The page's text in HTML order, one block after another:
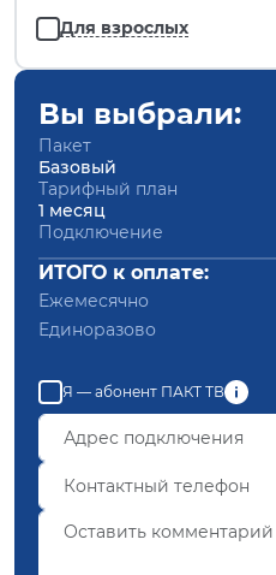
Для взрослых
Вы выбрали:
Пакет
Базовый
Тарифный план
1 месяц
Подключение
ИТОГО к оплате:
Ежемесячно
Единоразово
Я — абонент ПАКТ ТВ